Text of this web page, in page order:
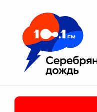
Москва 100.1 FM
Апатиты